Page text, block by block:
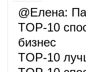
@Елена:
TOP-10
бизнес
TOP-10